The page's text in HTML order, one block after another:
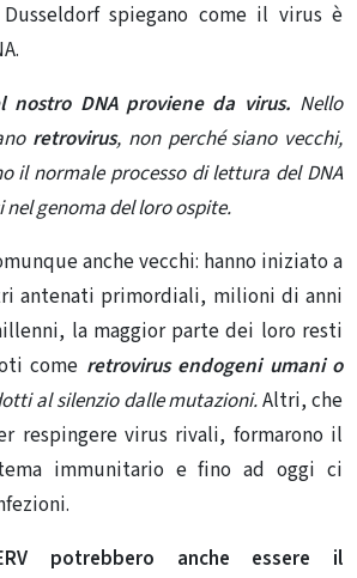
spiegano come il virus è
DNA proviene da virus. Nello
retrovirus, non perché siano vecchi,
il normale processo di lettura del DNA
nel genoma del loro ospite.
anche vecchi: hanno iniziato a
antenati primordiali, milioni di anni
la maggior parte dei loro resti
come retrovirus endogeni umani o
al silenzio dalle mutazioni.Altri, che
respingere virus rivali, formarono il
immunitario e fino ad oggi ci
potrebbero anche essere il